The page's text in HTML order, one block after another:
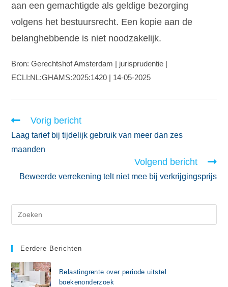
aan een gemachtigde als geldige bezorging
volgens het bestuursrecht. Een kopie aan de
belanghebbende is niet noodzakelijk.
Bron: Gerechtshof Amsterdam | jurisprudentie |
ECLI:NL:GHAMS:2025:1420 | 14-05-2025
Vorig bericht
Laag tarief bij tijdelijk gebruik van meer dan zes
maanden
Volgend bericht
Beweerde verrekening telt niet mee bij verkrijgingsprijs
Eerdere Berichten
Belastingrente over periode uitstel
boekenonderzoek